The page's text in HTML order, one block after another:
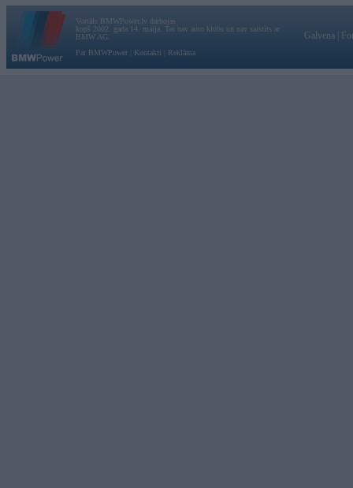
Vortāls BMWPower.lv darbojas
kopš 2002. gada 14. maija. Tas nav auto klubs un nav saistīts ar
BMW AG.
Par BMWPower
Kontakti Reklāma
Galvena